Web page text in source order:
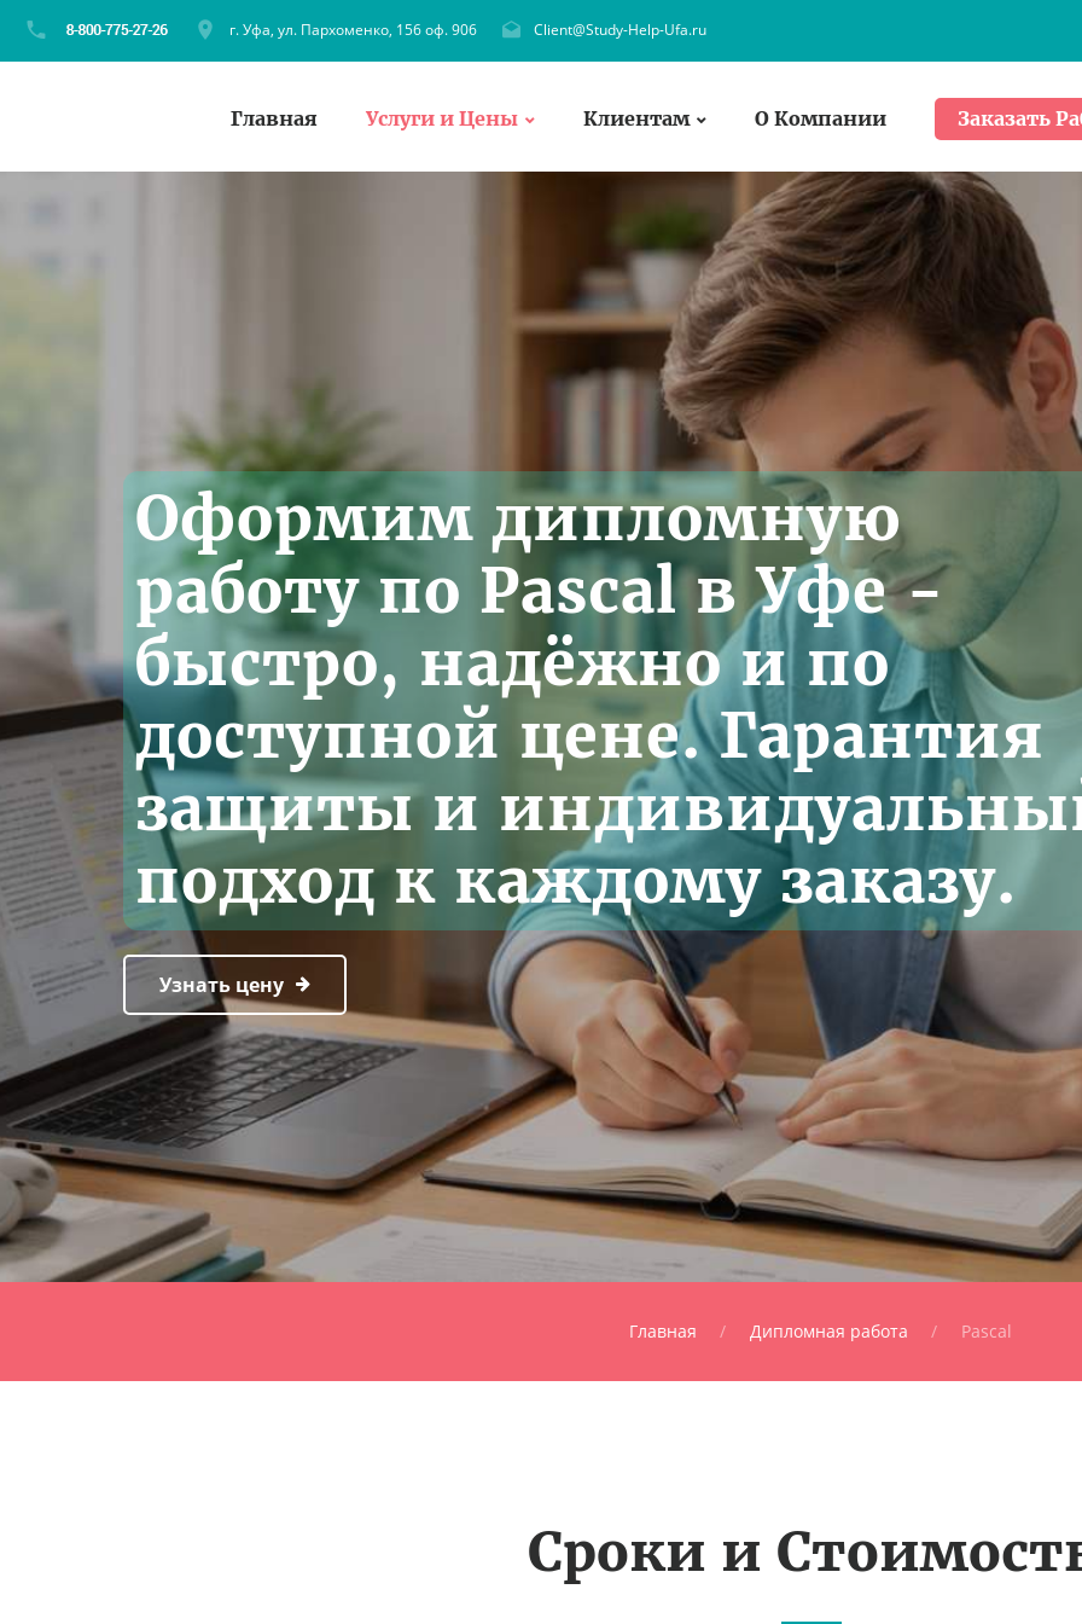
г. Уфа, ул. Пархоменко, 156 оф. 906 Client@Study-Help-Ufa.ru
Главная Услуги и Цены Клиентам О Компании Заказать
Оформим дипломную
работу по Pascal в Уфе -
быстро, надёжно и по
доступной цене. Гарантия
защиты и
подход к каждому заказу.
Узнать цену
Главная Дипломная работа Pascal
Сроки и